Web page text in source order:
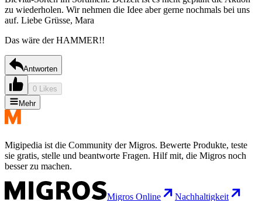
zu wiederholen. Wir nehmen die Idee aber gerne nochmals bei uns
auf. Liebe Grüsse, Mara
Das wäre der HAMMER!!
Antworten
0 Likes
Mehr
Migipedia ist die Community der Migros. Bewerte Produkte, teste
sie gratis, stelle und beantworte Fragen. Hilf mit, die Migros noch
besser zu machen.
Migros Online Nachhaltigkeit